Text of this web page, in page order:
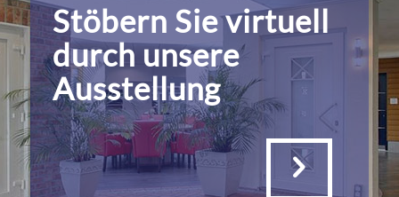
Stöbern Sie virtuell
durch unsere
Ausstellung